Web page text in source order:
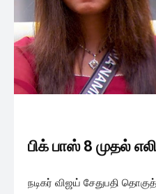
பிக் பாஸ் 8 முதல்
நடிகர் விஜய் சேதுபதி